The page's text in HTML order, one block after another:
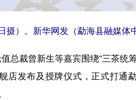
）。新华网发（勐海县融媒体
裁曾新生等嘉宾围绕“三茶统
店发布及授牌仪式，正式打通